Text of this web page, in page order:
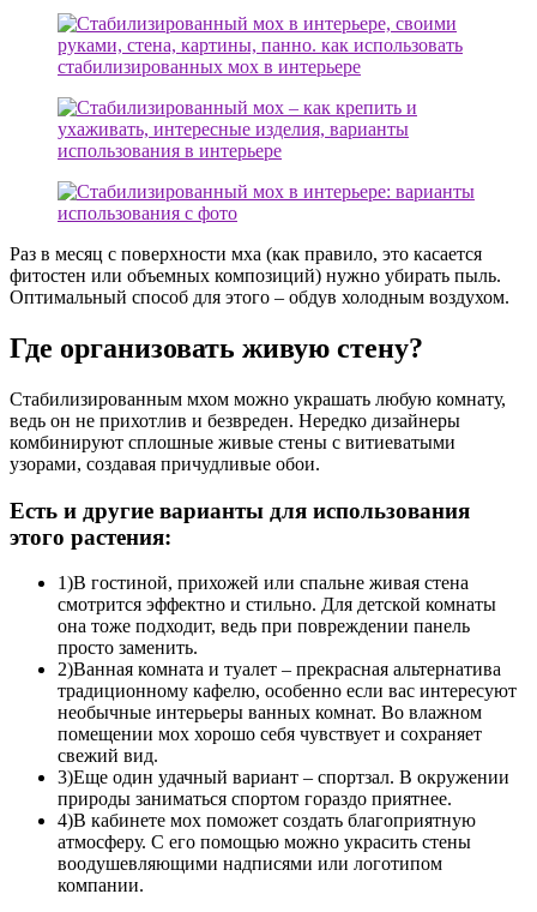
Раз в месяц с поверхности мха (как правило, это касается
фитостен или объемных композиций) нужно убирать пыль.
Оптимальный способ для этого – обдув холодным воздухом.
Где организовать живую стену?
Стабилизированным мхом можно украшать любую комнату,
ведь он не прихотлив и безвреден. Нередко дизайнеры
комбинируют сплошные живые стены с витиеватыми
узорами, создавая причудливые обои.
Есть и другие варианты для использования
этого растения:
1)В гостиной, прихожей или спальне живая стена
смотрится эффектно и стильно. Для детской комнаты
она тоже подходит, ведь при повреждении панель
просто заменить.
2)Ванная комната и туалет – прекрасная альтернатива
традиционному кафелю, особенно если вас интересуют
необычные интерьеры ванных комнат. Во влажном
помещении мох хорошо себя чувствует и сохраняет
свежий вид.
3)Еще один удачный вариант – спортзал. В окружении
природы заниматься спортом гораздо приятнее.
4)В кабинете мох поможет создать благоприятную
атмосферу. С его помощью можно украсить стены
воодушевляющими надписями или логотипом
компании.